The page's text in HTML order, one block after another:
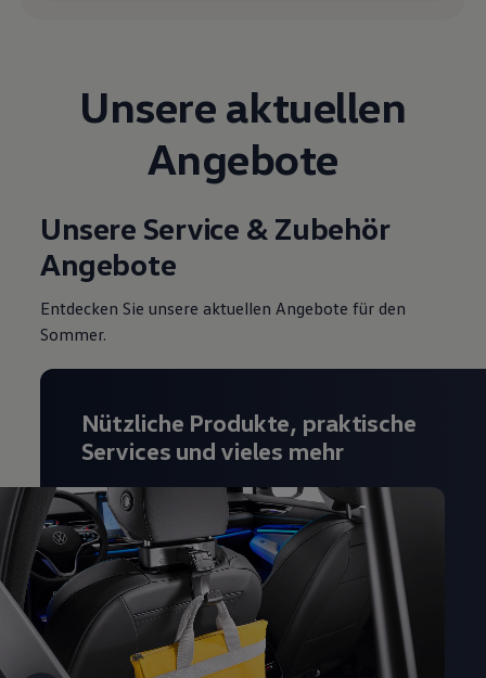
Elektromobilität
Volkswagen R
Volkswagen Kundenbetreuung
Unsere aktuellen
Angebote
Unsere Service & Zubehör
Angebote
Entdecken Sie unsere aktuellen Angebote für den
Sommer.
Nützliche Produkte, praktische
Services und vieles mehr